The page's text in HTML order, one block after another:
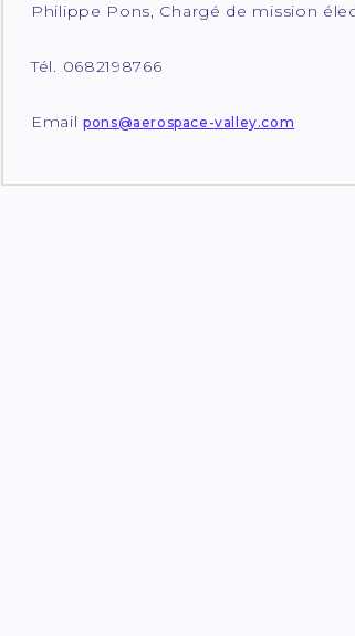
Philippe Pons, Chargé de mission
Tél. 0682198766
Emailpons@aerospace-valley.com